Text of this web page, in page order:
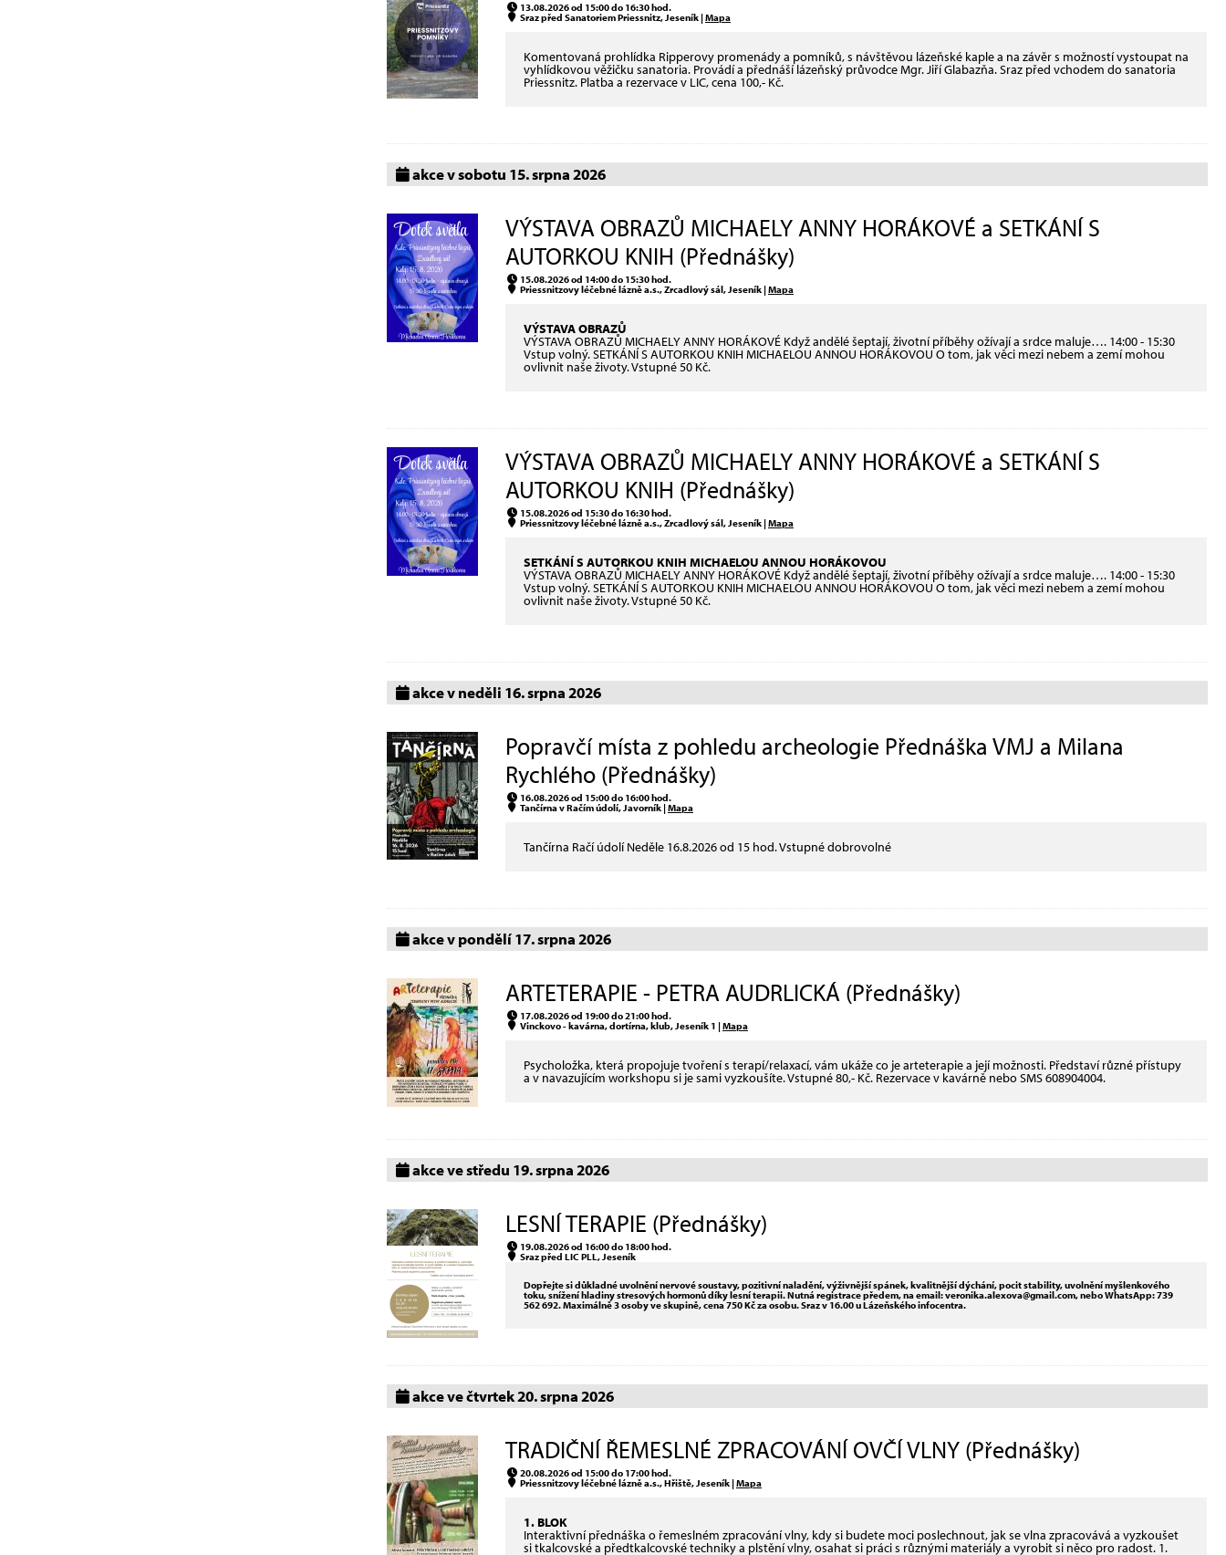
13.08.2026 od 15:00 do 16:30 hod.
Sraz před Sanatoriem Priessnitz, Jeseník |Mapa
Komentovaná prohlídka Ripperovy promenády a pomníků, s návštěvou lázeňské kaple a na závěr s možností vystoupat na
vyhlídkovou věžičku sanatoria. Provádí a přednáší lázeňský průvodce Mgr. Jiří Glabazňa. Sraz před vchodem do sanatoria
Priessnitz. Platba a rezervace v LIC, cena 100,- Kč.
akce v sobotu 15. srpna 2026
VÝSTAVA OBRAZŮ MICHAELY ANNY HORÁKOVÉ a SETKÁNÍ S
AUTORKOU KNIH (Přednášky)
15.08.2026 od 14:00 do 15:30 hod.
Priessnitzovy léčebné lázně a.s., Zrcadlový sál, Jeseník |Mapa
VÝSTAVA OBRAZŮ
VÝSTAVA OBRAZŮ MICHAELY ANNY HORÁKOVÉ Když andělé šeptají, životní příběhy ožívají a srdce maluje…. 14:00 - 15:30
Vstup volný. SETKÁNÍ S AUTORKOU KNIH MICHAELOU ANNOU HORÁKOVOU O tom, jak věci mezi nebem a zemí mohou
ovlivnit naše životy. Vstupné 50 Kč.
VÝSTAVA OBRAZŮ MICHAELY ANNY HORÁKOVÉ a SETKÁNÍ S
AUTORKOU KNIH (Přednášky)
15.08.2026 od 15:30 do 16:30 hod.
Priessnitzovy léčebné lázně a.s., Zrcadlový sál, Jeseník |Mapa
SETKÁNÍ S AUTORKOU KNIH MICHAELOU ANNOU HORÁKOVOU
VÝSTAVA OBRAZŮ MICHAELY ANNY HORÁKOVÉ Když andělé šeptají, životní příběhy ožívají a srdce maluje…. 14:00 - 15:30
Vstup volný. SETKÁNÍ S AUTORKOU KNIH MICHAELOU ANNOU HORÁKOVOU O tom, jak věci mezi nebem a zemí mohou
ovlivnit naše životy. Vstupné 50 Kč.
akce v neděli 16. srpna 2026
Popravčí místa z pohledu archeologie Přednáška VMJ a Milana
Rychlého (Přednášky)
16.08.2026 od 15:00 do 16:00 hod.
Tančírna v Račím údolí, Javorník |Mapa
Tančírna Račí údolí Neděle 16.8.2026 od 15 hod. Vstupné dobrovolné
akce v pondělí 17. srpna 2026
ARTETERAPIE - PETRA AUDRLICKÁ (Přednášky)
17.08.2026 od 19:00 do 21:00 hod.
Vinckovo - kavárna, dortírna, klub, Jeseník 1 |Mapa
Psycholožka, která propojuje tvoření s terapí/relaxací, vám ukáže co je arteterapie a její možnosti. Představí různé přístupy
a v navazujícím workshopu si je sami vyzkoušíte. Vstupné 80,- Kč. Rezervace v kavárně nebo SMS 608904004.
akce ve středu 19. srpna 2026
LESNÍ TERAPIE (Přednášky)
19.08.2026 od 16:00 do 18:00 hod.
Sraz před LIC PLL, Jeseník
Dopřejte si důkladné uvolnění nervové soustavy, pozitivní naladění, výživnější spánek, kvalitnější dýchání, pocit stability, uvolnění myšlenkového
toku, snížení hladiny stresových hormonů díky lesní terapii. Nutná registrace předem, na email: veronika.alexova@gmail.com, nebo WhatsApp: 739
562 692. Maximálně 3 osoby ve skupině, cena 750 Kč za osobu. Sraz v 16.00 u Lázeňského infocentra.
akce ve čtvrtek 20. srpna 2026
TRADIČNÍ ŘEMESLNÉ ZPRACOVÁNÍ OVČÍ VLNY (Přednášky)
20.08.2026 od 15:00 do 17:00 hod.
Priessnitzovy léčebné lázně a.s., Hřiště, Jeseník |Mapa
1. BLOK
Interaktivní přednáška o řemeslném zpracování vlny, kdy si budete moci poslechnout, jak se vlna zpracovává a vyzkoušet
si tkalcovské a předtkalcovské techniky a plstění vlny, osahat si práci s různými materiály a vyrobit si něco pro radost. 1.